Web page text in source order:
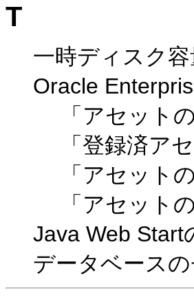
T
一時ディスク
Oracle
「アセット
「登録済ア
「アセット
「アセット
Java Web
データベース